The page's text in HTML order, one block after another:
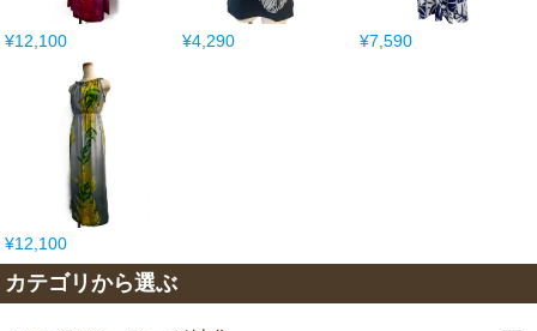
¥12,100 ¥4,290 ¥7,590
¥12,100
カテゴリから選ぶ